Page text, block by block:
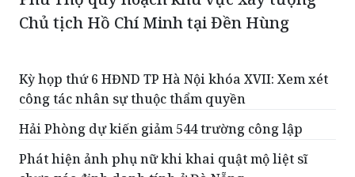
Kỳ họp thứ 6 HĐND TP Hà Nội khóa XVII: Xem xét
Hải Phòng dự kiến giảm 544 trường công lập
chưa xác định danh tính ở Đà Nẵng
Đồng Nai cải cách hành chính toàn diện, người